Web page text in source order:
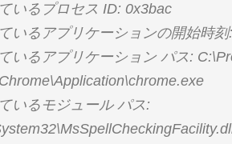
いるプロセス ID: 0x3bac
いるアプリケーションの開始時
いるアプリケーション パス:
いるモジュール パス: